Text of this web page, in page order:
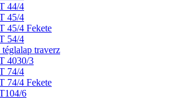
44/4
45/4
45/4 Fekete
54/4
téglalap traverz
4030/3
74/4
74/4 Fekete
6